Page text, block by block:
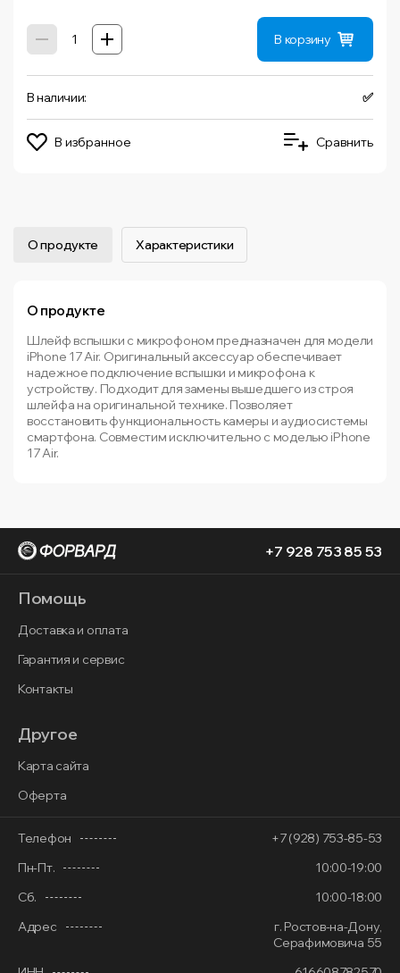
В корзину
В наличии: ✅
В избранное Сравнить
О продукте Характеристики
О продукте
Шлейф вспышки с микрофоном предназначен для модели
iPhone 17 Air. Оригинальный аксессуар обеспечивает
надежное подключение вспышки и микрофона к
устройству. Подходит для замены вышедшего из строя
шлейфа на оригинальной технике. Позволяет
восстановить функциональность камеры и аудиосистемы
смартфона. Совместим исключительно с моделью iPhone
17 Air.
+7 928 753 85 53
Помощь
Доставка и оплата
Гарантия и сервис
Контакты
Другое
Карта сайта
Оферта
Телефон
+7 (928) 753-85-53
Пн-Пт.
10:00-19:00
Сб.
10:00-18:00
Адрес
г. Ростов-на-Дону,
Серафимовича 55